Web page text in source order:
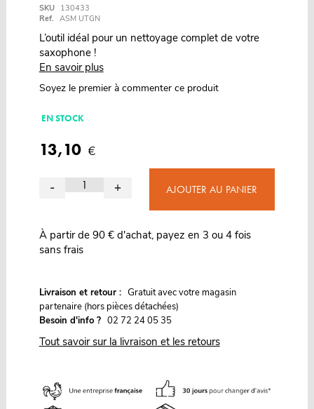
SKU
130433
Ref. ASM UTGN
L’outil idéal pour un nettoyage complet de votre
saxophone !
En savoir plus
Soyez le premier à commenter ce produit
EN STOCK
13,10 €
- + AJOUTER AU PANIER
À partir de 90 € d'achat, payez en 3 ou 4 fois
sans frais
Livraison et retour : Gratuit avec votre magasin
partenaire (hors pièces détachées)
Besoin d'info ? 02 72 24 05 35
Tout savoir sur la livraison et les retours